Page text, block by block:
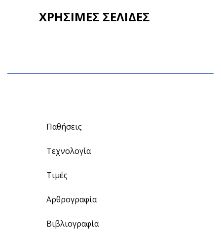
ΧΡΗΣΙΜΕΣ ΣΕΛΙΔΕΣ
Παθήσεις
Τεχνολογία
Τιμές
Αρθρογραφία
Βιβλιογραφία